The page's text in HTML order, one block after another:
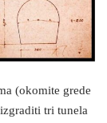
(okomite grede
tri tunela